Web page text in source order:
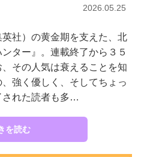
2026.05.25
英社）の黄金期を支えた、北
ター』。連載終了から３５
その人気は衰えることを知
強く優しく、そしてちょっ
された読者も多…
を読む